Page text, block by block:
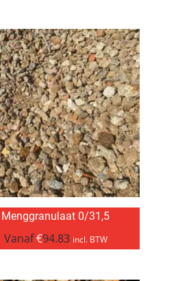
Menggranulaat 0/31,5
Vanaf€94.83 incl. BTW